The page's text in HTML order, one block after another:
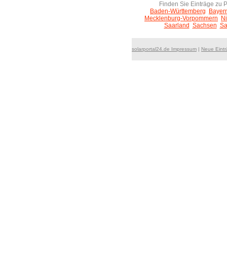
Finden Sie Einträge zu
Baden-Württemberg
Mecklenburg-Vorpommern
Saarland Sachsen
solarportal24.de Impressum | Neue